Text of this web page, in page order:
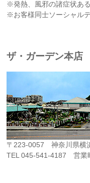
※発熱、風邪の諸症状あ
※お客様同士ソーシャル
ザ・ガーデン本店
〒223-0057 神奈川県横
TEL 045-541-4187 営